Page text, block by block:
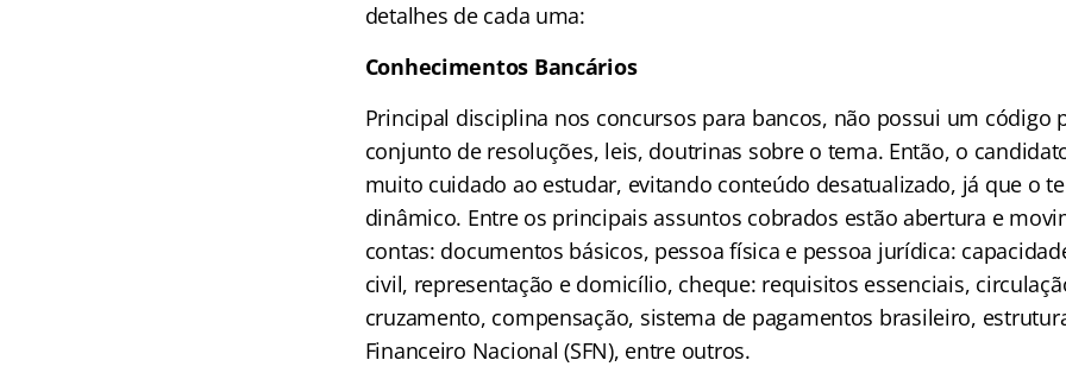
detalhes de cada uma:
Conhecimentos Bancários
Principal disciplina nos concursos para bancos, não possui um código
conjunto de resoluções, leis, doutrinas sobre o tema. Então, o
muito cuidado ao estudar, evitando conteúdo desatualizado, já que o
dinâmico. Entre os principais assuntos cobrados estão abertura e
contas: documentos básicos, pessoa física e pessoa jurídica:
civil, representação e domicílio, cheque: requisitos essenciais,
cruzamento, compensação, sistema de pagamentos brasileiro,
Financeiro Nacional (SFN), entre outros.